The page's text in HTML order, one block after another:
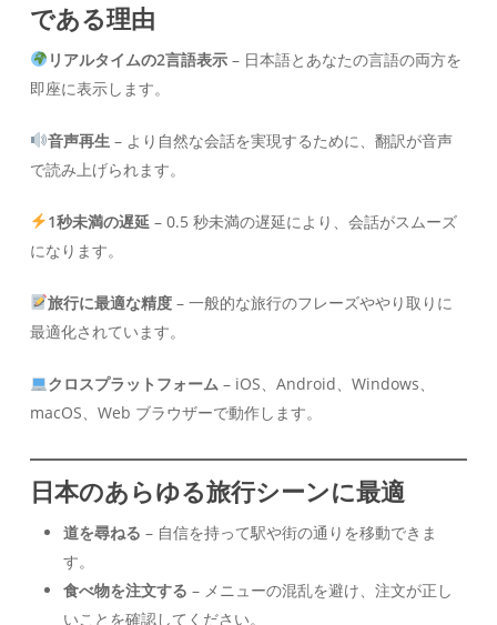
である理由
リアルタイムの2言語表示– 日本語とあなたの言語の両方を
即座に表示します。
音声再生 – より自然な会話を実現するために、翻訳が音声
で読み上げられます。
1秒未満の遅延 – 0.5 秒未満の遅延により、会話がスムーズ
になります。
旅行に最適な精度– 一般的な旅行のフレーズややり取りに
最適化されています。
クロスプラットフォーム – iOS、Android、Windows、
macOS、Web ブラウザーで動作します。
日本のあらゆる旅行シーンに最適
道を尋ねる – 自信を持って駅や街の通りを移動できま
す。
食べ物を注文する – メニューの混乱を避け、注文が正し
いことを確認してください。